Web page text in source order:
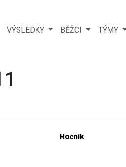
VÝSLEDKY BĚŽCI TÝMY
Ročník